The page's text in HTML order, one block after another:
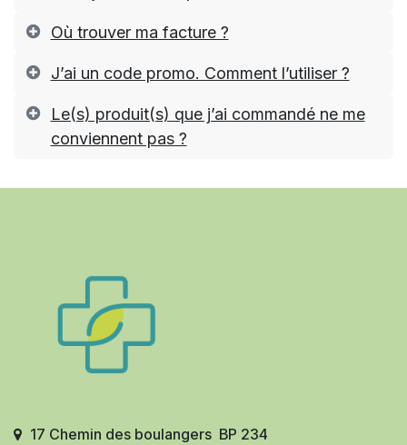
Où trouver ma facture ?
J’ai un code promo. Comment l’utiliser ?
Le(s) produit(s) que j’ai commandé ne me
conviennent pas ?
17 Chemin des boulangers BP 234